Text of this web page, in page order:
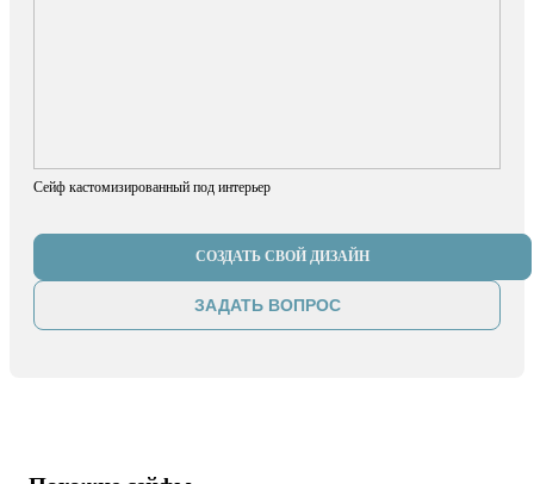
Сейф кастомизированный под интерьер
СОЗДАТЬ СВОЙ ДИЗАЙН
ЗАДАТЬ ВОПРОС